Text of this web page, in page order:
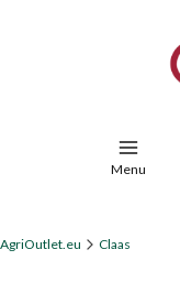
Menu
AgriOutlet.eu Claas